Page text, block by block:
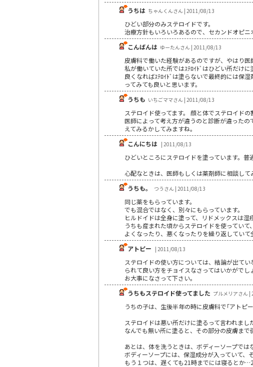
うちは ちゃんくんさん | 2011/08/13
ひどい部分のみステロイドです。
治療方針もいろいろあるので、セカンドオピニ
こんばんは ゆーたんさん | 2011/08/13
皮膚科で働いた経験があるのですが、やはり医
私が働いていた所ではｽﾃﾛｲﾄﾞはひどい所だけ
良くなればｽﾃﾛｲﾄﾞは塗らないで最終的には保
ってみても良いと思います。
うちも いちごママさん | 2011/08/13
ステロイド使ってます。 顔と体でステロイド
医師によって考え方が違うのと診断が違った
えてみるかしてみますね。
こんにちは | 2011/08/13
ひどいところにステロイドを塗っています。普
心配なときは、医師もしくは薬剤師に相談して
うちも。
つうさん | 2011/08/13
同じ薬をもらっています。
でも混合ではなく、別々にもらっています。
ヒルドイドは全身に塗って、リドメックスは湿
うちも産まれた頃からステロイドを使っていて
よくなったり、悪くなったりを繰り返してい
アトピー | 2011/08/13
ステロイドの使い方については、結論が出て
られて良い方をチョイスなさってはいかがでし
お大事になさって下さい。
うちもステロイド使ってました プルメリアさん
うちの子は、生後半年の時に皮膚科で｢アトピ
ステロイドは悪い所だけに塗るって言われまし
なんでも無い所に塗ると、その部分の皮膚まで
あとは、体を洗うときは、ボディーソープで
ボディーソープには、保湿成分が入っていて、
もう１つは、遅くても21時までには寝るとか